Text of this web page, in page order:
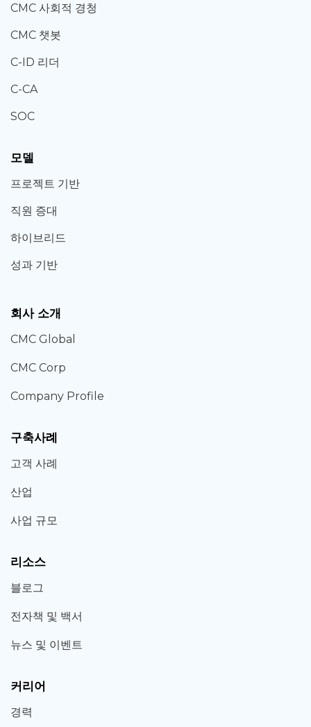
CMC 사회적 경청
CMC 챗봇
C-ID 리더
C-CA
SOC
모델
프로젝트 기반
직원 증대
하이브리드
성과 기반
회사 소개
CMC Global
CMC Corp
Company Profile
구축사례
고객 사례
산업
사업 규모
리소스
블로그
전자책 및 백서
뉴스 및 이벤트
커리어
경력